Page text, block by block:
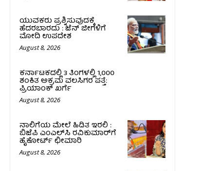
ಯುವಕರು ಪ್ರಶ್ನಿಸುವುದಕ್ಕೆ
ಹೆದರಬಾರದು : ಜೆನ್‌ ಜೀಗಳಿಗೆ
ಮೋದಿ ಉಪದೇಶ
August 8, 2026
ಕರ್ನಾಟಕದಲ್ಲಿ 3 ತಿಂಗಳಲ್ಲಿ 1,000
ಶಂಕಿತ ಅಕ್ರಮ ವಲಸಿಗರ ಪತ್ತೆ:
ಪ್ರಿಯಾಂಕ್‌ ಖರ್ಗೆ
August 8, 2026
ನಾಲಿಗೆಯ ಮೇಲೆ ಹಿಡಿತ ಇರಲಿ :
ಬಿಜೆಪಿ ಎಂಎಲ್‌ಸಿ ರವಿಕುಮಾರ್‌ಗೆ
ಹೈಕೋರ್ಟ್ ಛೀಮಾರಿ
August 8, 2026